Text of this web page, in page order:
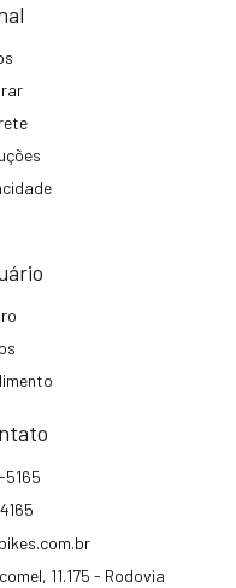
5165
11.175 - Rodovia